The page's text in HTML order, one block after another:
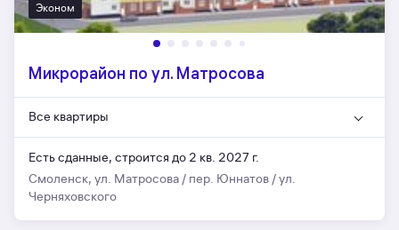
Эконом
Микрорайон по ул. Матросова
Все квартиры
Есть сданные, строится до 2 кв. 2027 г.
Смоленск, ул. Матросова / пер. Юннатов / ул.
Черняховского